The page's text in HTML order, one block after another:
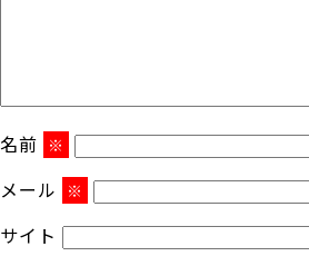
名前 ※
メール ※
サイト